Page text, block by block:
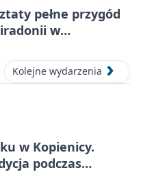
pełne przygód
w
Kolejne wydarzenia
w Kopienicy.
podczas